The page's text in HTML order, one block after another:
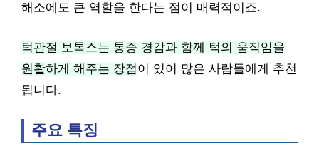
해소에도 큰 역할을 한다는 점이 매력적이죠.
턱관절 보톡스는 통증 경감과 함께 턱의 움직임을
원활하게 해주는 장점이 있어 많은 사람들에게 추천
됩니다.
주요 특징